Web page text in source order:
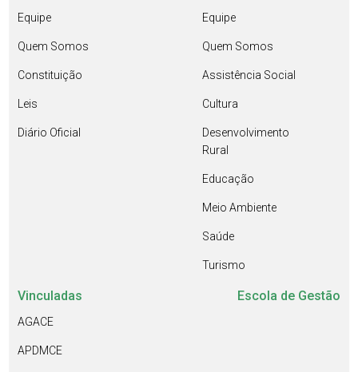
Equipe
Quem Somos
Constituição
Leis
Diário Oficial
Equipe
Quem Somos
Assistência Social
Cultura
Desenvolvimento
Rural
Educação
Meio Ambiente
Saúde
Turismo
Vinculadas
AGACE
APDMCE
Escola de Gestão